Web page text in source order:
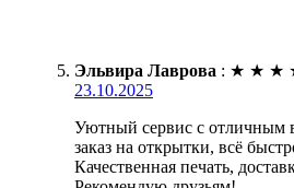
Эльвира Лаврова : ★ ★ ★
23.10.2025
Уютный сервис с отличным
заказ на открытки, всё
Качественная печать,